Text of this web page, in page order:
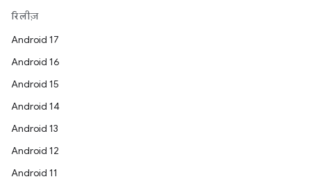
रिलीज़
Android 17
Android 16
Android 15
Android 14
Android 13
Android 12
Android 11